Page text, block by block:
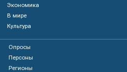
Экономика
В мире
Культура
Опросы
Персоны
Регионы